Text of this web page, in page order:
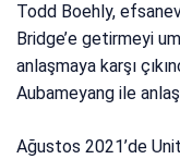
Todd Boehly,
Bridge’e getirmeyi
anlaşmaya karşı
Aubameyang ile
Ağustos 2021’de